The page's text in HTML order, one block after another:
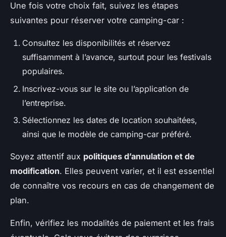
Une fois votre choix fait, suivez les étapes
suivantes pour réserver votre camping-car :
Consultez les disponibilités et réservez
suffisamment à l’avance, surtout pour les festivals
populaires.
Inscrivez-vous sur le site ou l’application de
l’entreprise.
Sélectionnez les dates de location souhaitées,
ainsi que le modèle de camping-car préféré.
Soyez attentif aux politiques d’annulation et de
modification. Elles peuvent varier, et il est essentiel
de connaître vos recours en cas de changement de
plan.
Enfin, vérifiez les modalités de paiement et les frais